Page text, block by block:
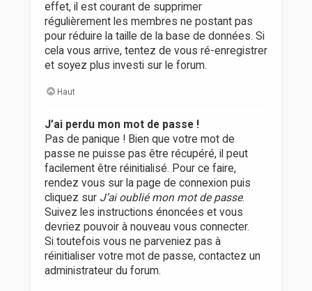
effet, il est courant de supprimer
régulièrement les membres ne postant pas
pour réduire la taille de la base de données. Si
cela vous arrive, tentez de vous ré-enregistrer
et soyez plus investi sur le forum.
Haut
J’ai perdu mon mot de passe !
Pas de panique ! Bien que votre mot de
passe ne puisse pas être récupéré, il peut
facilement être réinitialisé. Pour ce faire,
rendez vous sur la page de connexion puis
cliquez sur J’ai oublié mon mot de passe.
Suivez les instructions énoncées et vous
devriez pouvoir à nouveau vous connecter.
Si toutefois vous ne parveniez pas à
réinitialiser votre mot de passe, contactez un
administrateur du forum.